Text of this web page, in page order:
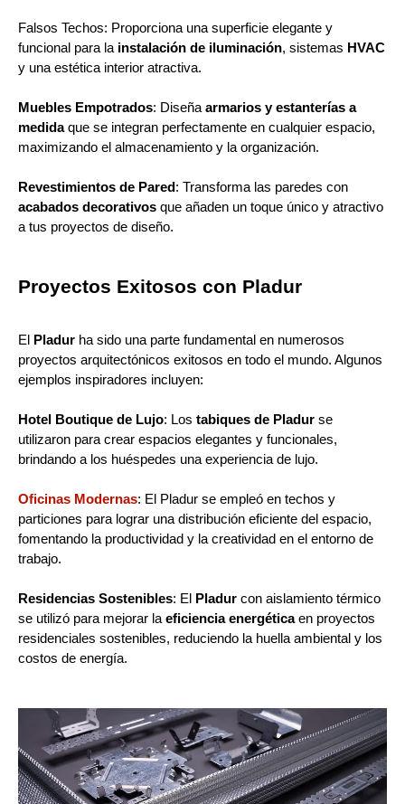
Falsos Techos: Proporciona una superficie elegante y
funcional para la instalación de iluminación, sistemas HVAC
y una estética interior atractiva.
Muebles Empotrados: Diseña armarios y estanterías a
medidaque se integran perfectamente en cualquier espacio,
maximizando el almacenamiento y la organización.
Revestimientos de Pared: Transforma las paredes con
acabados decorativos que añaden un toque único y atractivo
a tus proyectos de diseño.
Proyectos Exitosos con Pladur
El Pladur ha sido una parte fundamental en numerosos
proyectos arquitectónicos exitosos en todo el mundo. Algunos
ejemplos inspiradores incluyen:
Hotel Boutique de Lujo: Los tabiques de Pladur se
utilizaron para crear espacios elegantes y funcionales,
brindando a los huéspedes una experiencia de lujo.
Oficinas Modernas: El Pladur se empleó en techos y
particiones para lograr una distribución eficiente del espacio,
fomentando la productividad y la creatividad en el entorno de
trabajo.
Residencias Sostenibles: El Pladur con aislamiento térmico
se utilizó para mejorar la eficiencia energéticaen proyectos
residenciales sostenibles, reduciendo la huella ambiental y los
costos de energía.